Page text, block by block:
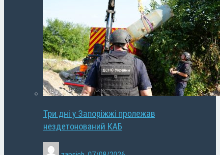
Три дні у Запоріжжі пролежав
нездетонований КАБ